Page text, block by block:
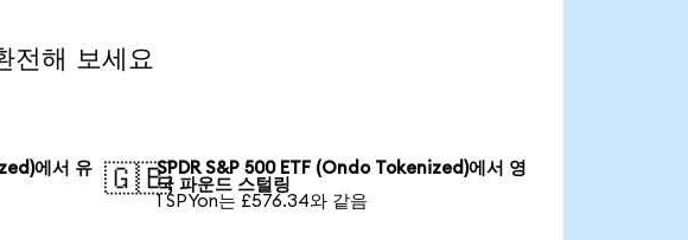
해 보세요
에서 유
🇬🇧SPDR S&P 500 ETF (Ondo Tokenized)에서 영
국 파운드 스털링
1 SPYon는 £576.34와 같음